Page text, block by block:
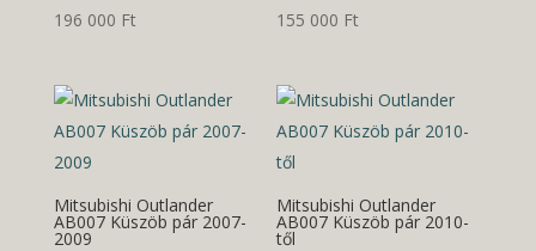
196 000 Ft
155 000 Ft
Mitsubishi Outlander
AB007 Küszöb pár 2007-
2009
Mitsubishi Outlander
AB007 Küszöb pár 2010-
től